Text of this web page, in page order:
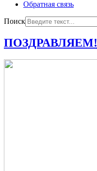
Обратная связь
Поиск
ПОЗДРАВЛЯЕМ!